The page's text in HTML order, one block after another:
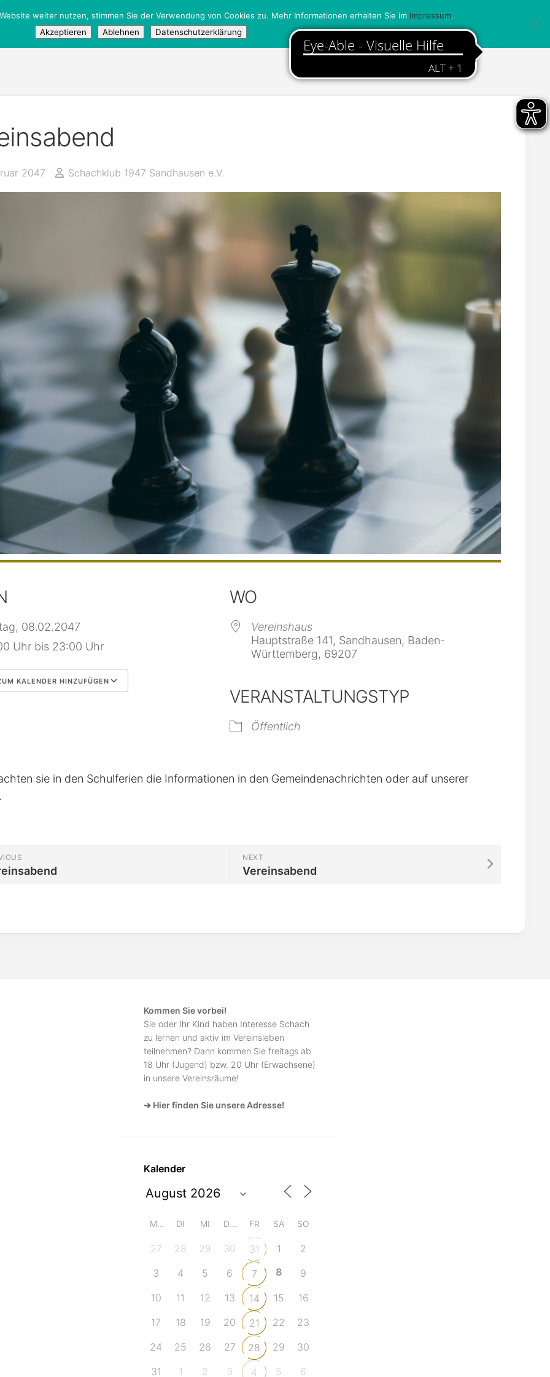
Jugendmeisterschaft
2047 Schachklub 1947 Sandhausen e.V.
08.02.2047
Uhr bis 23:00 Uhr
KALENDER HINZUFÜGEN
iCalendar
WO
Vereinshaus
Hauptstraße 141, Sandhausen, Baden-
Württemberg, 69207
VERANSTALTUNGSTYP
Öffentlich
sie in den Schulferien die Informationen in den Gemeindenachrichten oder auf unserer
NEXT
Vereinsabend
Kommen Sie vorbei!
Sie oder Ihr Kind haben Interesse Schach
zu lernen und aktiv im Vereinsleben
teilnehmen? Dann kommen Sie freitags ab
18 Uhr (Jugend) bzw. 20 Uhr (Erwachsene)
in unsere Vereinsräume!
➔ Hier finden Sie unsere Adresse!
Kalender
MO DI MI DO FR SA SO
27 28 29 30 31 1
2
3
4 5 6 7 8
9
10
11 12 13 14 15
16
17
18 19 20 21 22
23
24
25 26 27 28 29
30
31
1 2 3 4 5 6
weiter nutzen, stimmen Sie der Verwendung von Cookies zu. Mehr Informationen erhalten Sie im Impressum.
Akzeptieren
Ablehnen Datenschutzerklärung